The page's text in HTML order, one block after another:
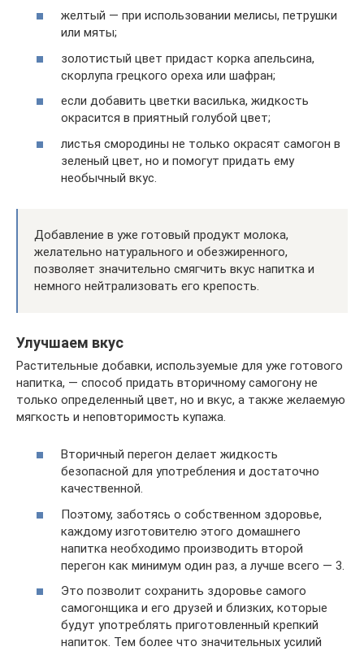
желтый — при использовании мелисы, петрушки
или мяты;
золотистый цвет придаст корка апельсина,
скорлупа грецкого ореха или шафран;
если добавить цветки василька, жидкость
окрасится в приятный голубой цвет;
листья смородины не только окрасят самогон в
зеленый цвет, но и помогут придать ему
необычный вкус.
Добавление в уже готовый продукт молока,
желательно натурального и обезжиренного,
позволяет значительно смягчить вкус напитка и
немного нейтрализовать его крепость.
Улучшаем вкус
Растительные добавки, используемые для уже готового
напитка, — способ придать вторичному самогону не
только определенный цвет, но и вкус, а также желаемую
мягкость и неповторимость купажа.
Вторичный перегон делает жидкость
безопасной для употребления и достаточно
качественной.
Поэтому, заботясь о собственном здоровье,
каждому изготовителю этого домашнего
напитка необходимо производить второй
перегон как минимум один раз, а лучше всего — 3.
Это позволит сохранить здоровье самого
самогонщика и его друзей и близких, которые
будут употреблять приготовленный крепкий
напиток. Тем более что значительных усилий